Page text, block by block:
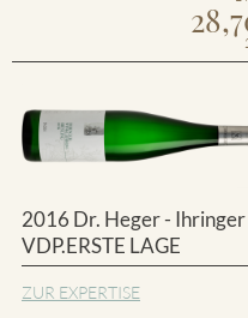
2016 Dr. Heger -
VDP.ERSTE LAGE
ZUR EXPERTISE